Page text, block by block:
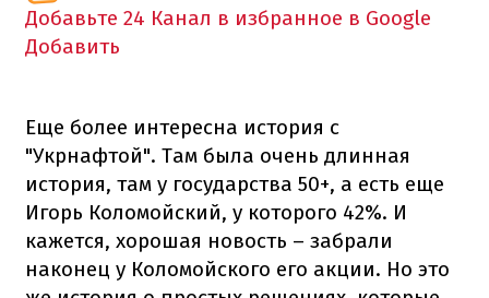
Добавьте 24 Канал в избранное в Google
Добавить
Еще более интересна история с
"Укрнафтой". Там была очень длинная
история, там у государства 50+, а есть еще
Игорь Коломойский, у которого 42%. И
кажется, хорошая новость – забрали
наконец у Коломойского его акции. Но это